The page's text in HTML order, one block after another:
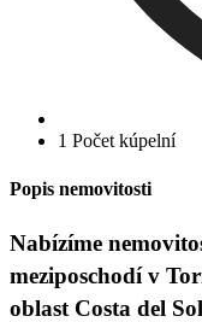
1 Počet kúpelní
Popis nemovitosti
Nabízíme
meziposchodí v
oblast Costa del